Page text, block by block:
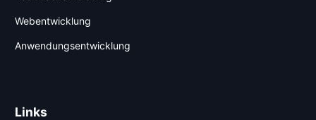
Webentwicklung
Anwendungsentwicklung
Links